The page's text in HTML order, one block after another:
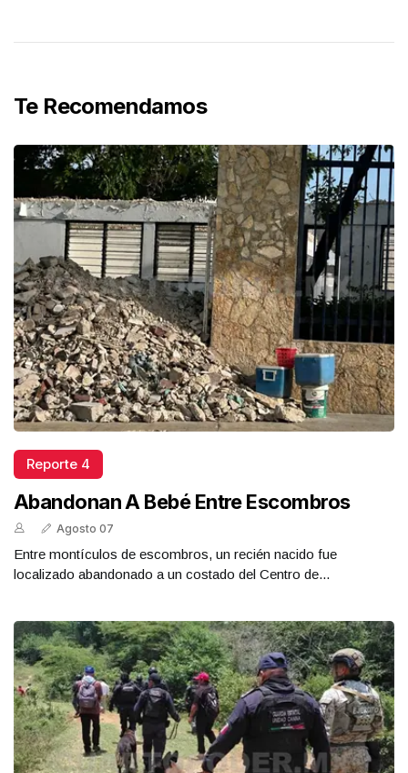
Te Recomendamos
Reporte 4
Abandonan A Bebé Entre Escombros
Agosto 07
Entre montículos de escombros, un recién nacido fue
localizado abandonado a un costado del Centro de...